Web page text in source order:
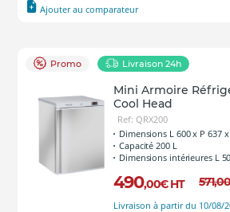
Ajouter au comparateur
Promo Livraison 24h
Mini Armoire
Cool Head
Ref: QRX200
Dimensions L 600 x P 637
Capacité 200 L
Dimensions intérieures L
490,00€ HT 571,00
Livraison à partir du 10/08/